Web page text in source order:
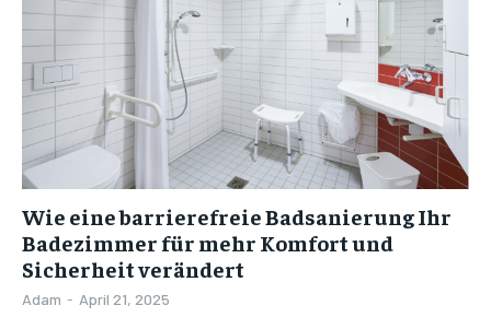
Wie eine barrierefreie Badsanierung Ihr
Badezimmer für mehr Komfort und
Sicherheit verändert
Adam - April 21, 2025